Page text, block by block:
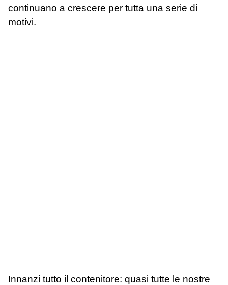
continuano a crescere per tutta una serie di
motivi.
Innanzi tutto il contenitore: quasi tutte le nostre